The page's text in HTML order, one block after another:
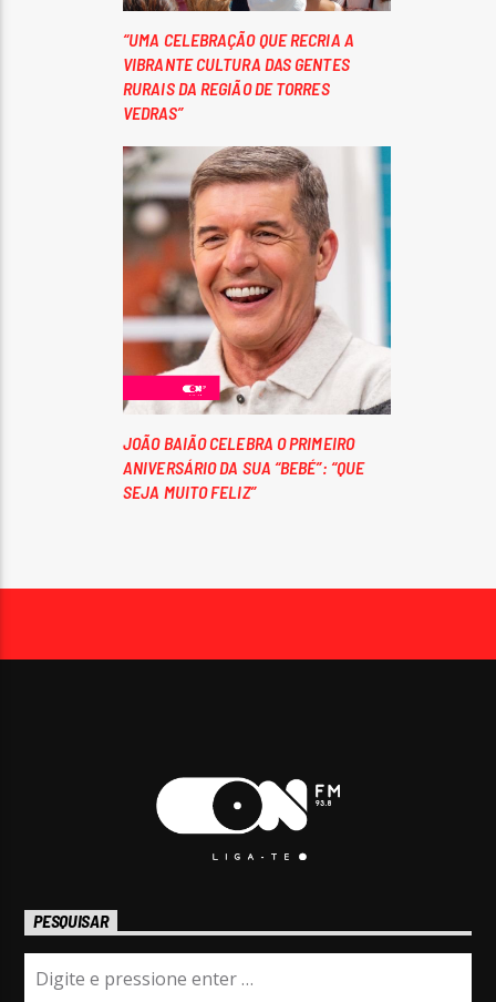
“UMA CELEBRAÇÃO QUE RECRIA A
VIBRANTE CULTURA DAS GENTES
RURAIS DA REGIÃO DE TORRES
VEDRAS”
JOÃO BAIÃO CELEBRA O PRIMEIRO
ANIVERSÁRIO DA SUA “BEBÉ”: “QUE
SEJA MUITO FELIZ”
PESQUISAR